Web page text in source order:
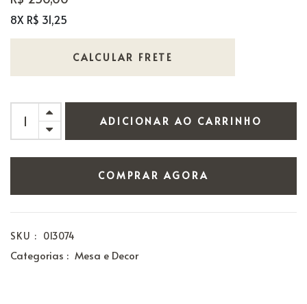
8X R$ 31,25
CALCULAR FRETE
ADICIONAR AO CARRINHO
COMPRAR AGORA
SKU : 013074
Categorias : Mesa e Decor